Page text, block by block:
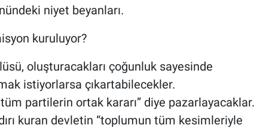
niyet beyanları.
kuruluyor?
oluşturacakları çoğunluk sayesinde
istiyorlarsa çıkartabilecekler.
partilerin ortak kararı” diye pazarlayacaklar.
kuran devletin “toplumun tüm kesimleriyle